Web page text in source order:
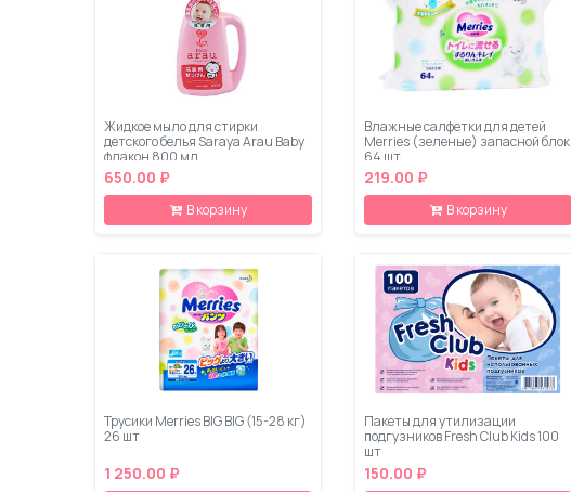
Жидкое мыло для стирки
детского белья Saraya Arau Baby
флакон 800 мл
650.00 ₽
В корзину
Влажные салфетки для детей
Merries (зеленые) запасной блок
64 шт
219.00 ₽
В корзину
Трусики Merries BIG BIG (15-28 кг)
26 шт
1 250.00 ₽
Пакеты для утилизации
подгузников Fresh Club Kids 100
шт
150.00 ₽